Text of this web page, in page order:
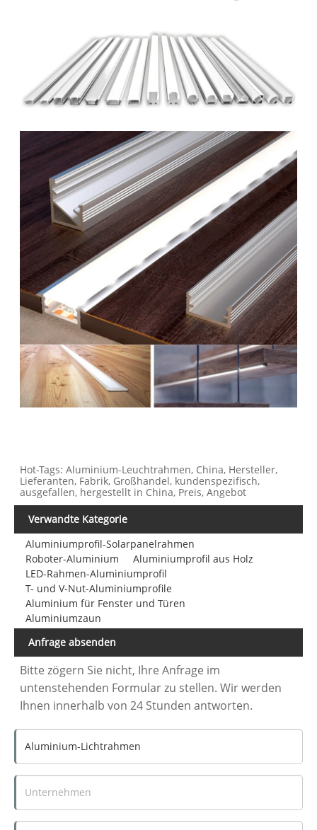
Hot-Tags: Aluminium-Leuchtrahmen, China, Hersteller,
Lieferanten, Fabrik, Großhandel, kundenspezifisch,
ausgefallen, hergestellt in China, Preis, Angebot
Verwandte Kategorie
Aluminiumprofil-Solarpanelrahmen
Roboter-Aluminium
Aluminiumprofil aus Holz
LED-Rahmen-Aluminiumprofil
T- und V-Nut-Aluminiumprofile
Aluminium für Fenster und Türen
Aluminiumzaun
Anfrage absenden
Bitte zögern Sie nicht, Ihre Anfrage im
untenstehenden Formular zu stellen. Wir werden
Ihnen innerhalb von 24 Stunden antworten.